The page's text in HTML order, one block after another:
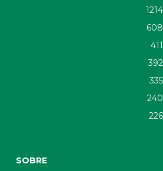
1214
608
411
392
335
240
226
SOBRE